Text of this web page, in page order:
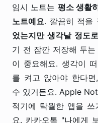
임시 노트는 평소 생활
노트예요. 깔끔히 적을
었는지만 생각날 정도
기 전 잠깐 저장해 두
이 중요해요. 생각이
를 켜고 앉아야 한다
수 있거든요. Apple
적기에 탁월한 앱을
요. 카카오톡 "나에게